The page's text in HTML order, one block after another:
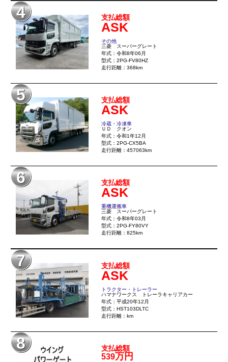
4 支払総額
ASK
その他
三菱 スーパーグレート
年式：令和8年06月
型式：2PG-FV80HZ
走行距離：368km
5 支払総額
ASK
冷蔵・冷凍車
ＵＤ クオン
年式：令和1年12月
型式：2PG-CX5BA
走行距離：457063km
6 支払総額
ASK
重機運搬車
三菱 スーパーグレート
年式：令和8年03月
型式：2PG-FY80VY
走行距離：825km
7 支払総額
ASK
トラクター・トレーラー
ハマナワークス トレーラキャリアカー
年式：平成20年12月
型式：HST103DLTC
走行距離：km
8 支払総額
539万円